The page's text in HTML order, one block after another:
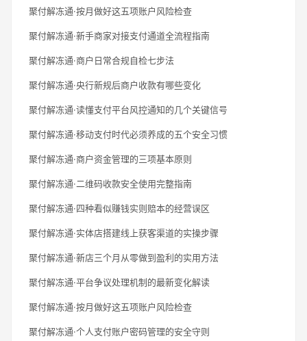
聚付解冻通·按月做好这五项账户风险检查
聚付解冻通·新手商家对接支付通道全流程指南
聚付解冻通·商户日常合规自检七步法
聚付解冻通·央行新规后商户收款有哪些变化
聚付解冻通·读懂支付平台风控通知的几个关键信号
聚付解冻通·移动支付时代必须养成的五个安全习惯
聚付解冻通·商户资金管理的三项基本原则
聚付解冻通·二维码收款安全使用完整指南
聚付解冻通·四种看似赚钱实则赔本的经营误区
聚付解冻通·实体店搭建线上获客渠道的实操步骤
聚付解冻通·新店三个月从零做到盈利的实用方法
聚付解冻通·平台争议处理机制的最新变化解读
聚付解冻通·按月做好这五项账户风险检查
聚付解冻通·个人支付账户密码管理的安全守则